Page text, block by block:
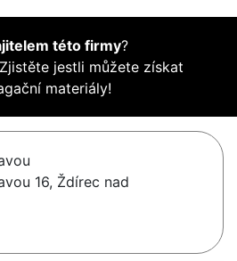
této firmy?
Zjistěte jestli můžete získat
materiály!
16, Ždírec nad